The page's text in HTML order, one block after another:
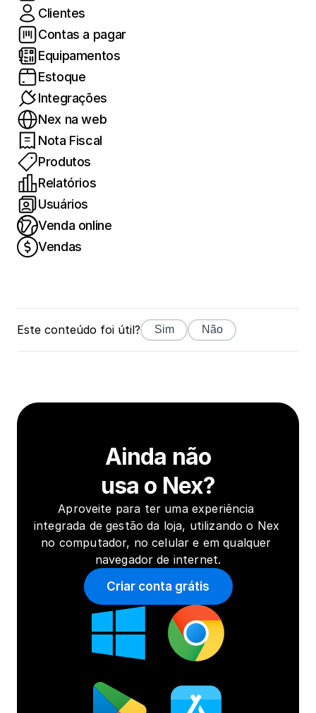
Clientes
Contas a pagar
Equipamentos
Estoque
Integrações
Nex na web
Nota Fiscal
Produtos
Relatórios
Usuários
Venda online
Vendas
Este conteúdo foi útil? Sim Não
Ainda não
usa o Nex?
Aproveite para ter uma experiência
integrada de gestão da loja, utilizando o Nex
no computador, no celular e em qualquer
navegador de internet.
Criar conta grátis